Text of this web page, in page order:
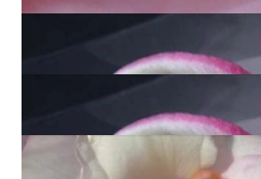
4.800,00 €
Herrliches Süßwasserperlen Collier (40 cm)
Traumhaftes Süßwasserperlen Collier (45
Edles Multicolor Süßwasser Perlen